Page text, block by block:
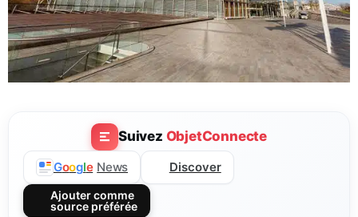
Suivez ObjetConnecte
Google News Discover
Ajouter comme
source préférée